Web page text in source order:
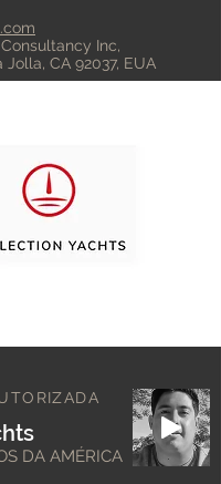
Inc,
CA 92037, EUA
DA AMÉRICA